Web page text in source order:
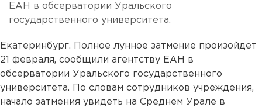
ЕАН в обсерватории Уральского
государственного университета.
Екатеринбург. Полное лунное затмение произойдет
21 февраля, сообщили агентству ЕАН в
обсерватории Уральского государственного
университета. По словам сотрудников учреждения,
начало затмения увидеть на Среднем Урале в